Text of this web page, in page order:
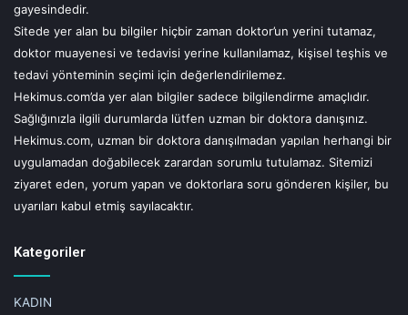
gayesindedir.
Sitede yer alan bu bilgiler hiçbir zaman doktor’un yerini tutamaz,
doktor muayenesi ve tedavisi yerine kullanılamaz, kişisel teşhis ve
tedavi yönteminin seçimi için değerlendirilemez.
Hekimus.com’da yer alan bilgiler sadece bilgilendirme amaçlıdır.
Sağlığınızla ilgili durumlarda lütfen uzman bir doktora danışınız.
Hekimus.com, uzman bir doktora danışılmadan yapılan herhangi bir
uygulamadan doğabilecek zarardan sorumlu tutulamaz. Sitemizi
ziyaret eden, yorum yapan ve doktorlara soru gönderen kişiler, bu
uyarıları kabul etmiş sayılacaktır.
Kategoriler
KADIN